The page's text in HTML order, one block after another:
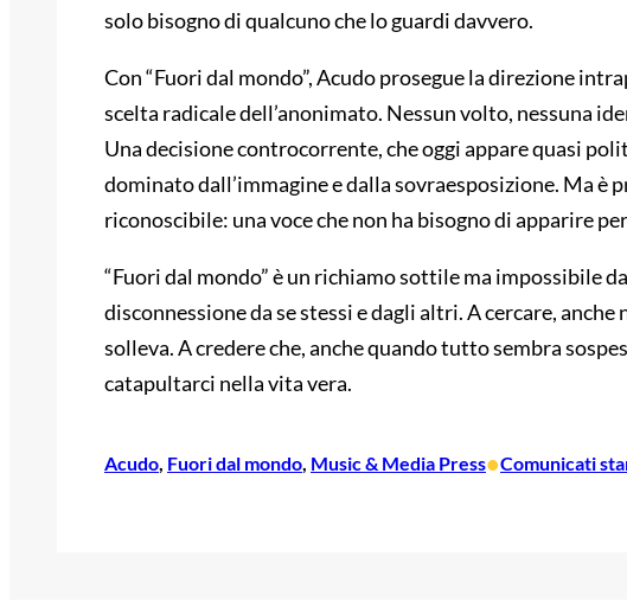
solo bisogno di qualcuno che lo guardi davvero.
Con “Fuori dal mondo”, Acudo prosegue la direzione
scelta radicale dell’anonimato. Nessun volto, nessuna
Una decisione controcorrente, che oggi appare quasi
dominato dall’immagine e dalla sovraesposizione. Ma è
riconoscibile: una voce che non ha bisogno di apparire
“Fuori dal mondo” è un richiamo sottile ma impossibile
disconnessione da se stessi e dagli altri. A cercare,
solleva. A credere che, anche quando tutto sembra
catapultarci nella vita vera.
Acudo, Fuori dal mondo, Music & Media Press•Comunicati